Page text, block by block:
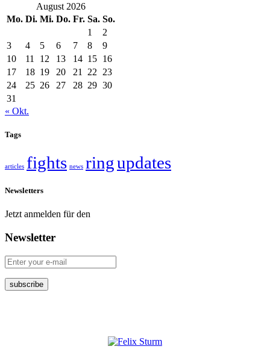
August 2026
Mo. Di. Mi. Do. Fr. Sa. So.
1
2
3
4 5 6 7 8
9
10
11 12 13 14 15 16
17
18 19 20 21 22
23
24
25 26 27 28 29 30
31
« Okt.
Tags
articles fights news ringupdates
Newsletters
Jetzt anmelden für den
Newsletter